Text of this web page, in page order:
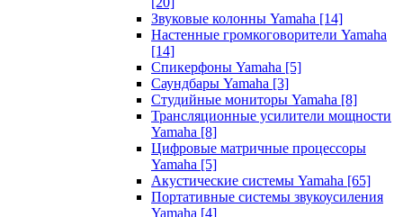
Звуковые колонны Yamaha [14]
Настенные громкоговорители Yamaha
[14]
Спикерфоны Yamaha [5]
Саундбары Yamaha [3]
Студийные мониторы Yamaha [8]
Трансляционные усилители мощности
Yamaha [8]
Цифровые матричные процессоры
Yamaha [5]
Акустические системы Yamaha [65]
Портативные системы звукоусиления
Yamaha [4]